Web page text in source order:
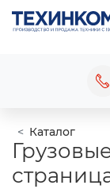
Каталог